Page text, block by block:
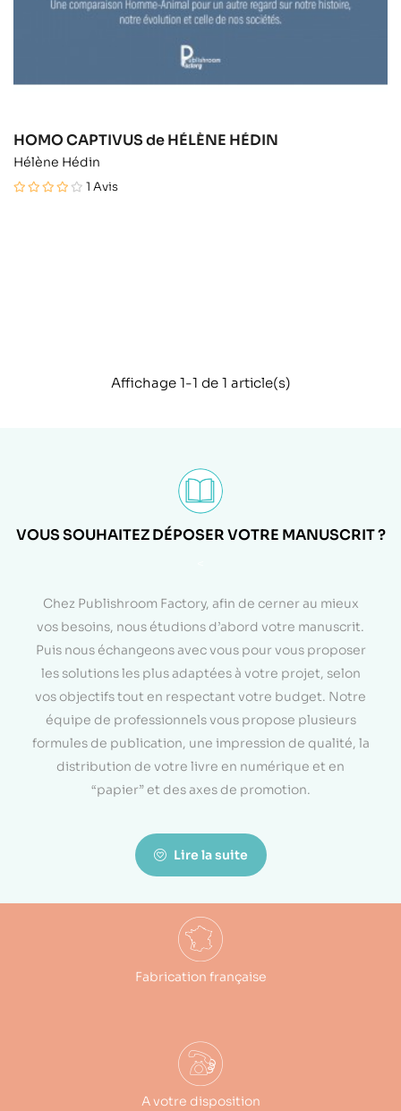
HOMO CAPTIVUS de HÉLÈNE HÉDIN
Hélène Hédin
1 Avis
Affichage 1-1 de 1 article(s)
VOUS SOUHAITEZ DÉPOSER VOTRE MANUSCRIT ?
Chez Publishroom Factory, afin de cerner au mieux
vos besoins, nous étudions d’abord votre manuscrit.
Puis nous échangeons avec vous pour vous proposer
les solutions les plus adaptées à votre projet, selon
vos objectifs tout en respectant votre budget. Notre
équipe de professionnels vous propose plusieurs
formules de publication, une impression de qualité, la
distribution de votre livre en numérique et en
“papier” et des axes de promotion.
Lire la suite
Fabrication française
A votre disposition